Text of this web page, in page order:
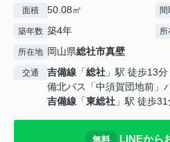
面積 50.08㎡ 間
築年数 築4年 所
所在地 岡山県総社市真壁
交通 吉備線 「総社 」駅 徒歩13分
備北バス「中須賀団地前
吉備線 「東総社 」駅 徒歩
無料 LINEから